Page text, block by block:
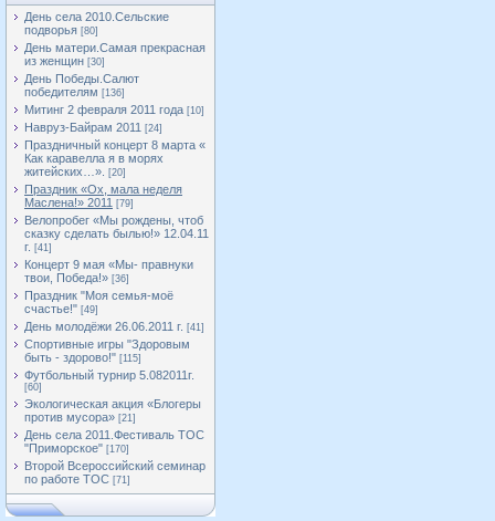
День села 2010.Сельские
подворья [80]
День матери.Самая прекрасная
из женщин [30]
День Победы.Салют
победителям [136]
Митинг 2 февраля 2011 года [10]
Навруз-Байрам 2011 [24]
Праздничный концерт 8 марта «
Как каравелла я в морях
житейских…».
[20]
Праздник «Ох, мала неделя
Маслена!» 2011 [79]
Велопробег «Мы рождены, чтоб
сказку сделать былью!» 12.04.11
г. [41]
Концерт 9 мая «Мы- правнуки
твои, Победа!» [36]
Праздник "Моя семья-моё
счастье!" [49]
День молодёжи 26.06.2011 г. [41]
Спортивные игры "Здоровым
быть - здорово!" [115]
Футбольный турнир 5.082011г.
[60]
Экологическая акция «Блогеры
против мусора» [21]
День села 2011.Фестиваль ТОС
"Приморское" [170]
Второй Всероссийский семинар
по работе ТОС [71]